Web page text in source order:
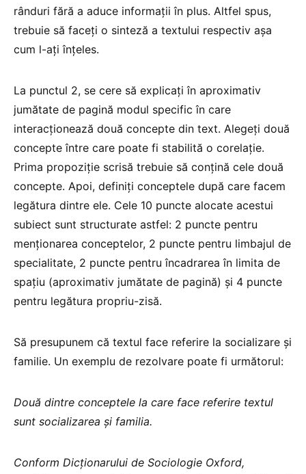
rânduri fără a aduce informații în plus. Altfel spus,
trebuie să faceți o sinteză a textului respectiv așa
cum l-ați înțeles.
La punctul 2, se cere să explicați în aproximativ
jumătate de pagină modul specific în care
interacționează două concepte din text. Alegeți două
concepte între care poate fi stabilită o corelație.
Prima propoziție scrisă trebuie să conțină cele două
concepte. Apoi, definiți conceptele după care facem
legătura dintre ele. Cele 10 puncte alocate acestui
subiect sunt structurate astfel: 2 puncte pentru
menționarea conceptelor, 2 puncte pentru limbajul de
specialitate, 2 puncte pentru încadrarea în limita de
spațiu (aproximativ jumătate de pagină) și 4 puncte
pentru legătura propriu-zisă.
Să presupunem că textul face referire la socializare și
familie. Un exemplu de rezolvare poate fi următorul:
Două dintre conceptele la care face referire textul
sunt socializarea și familia.
Conform Dicționarului de Sociologie Oxford,